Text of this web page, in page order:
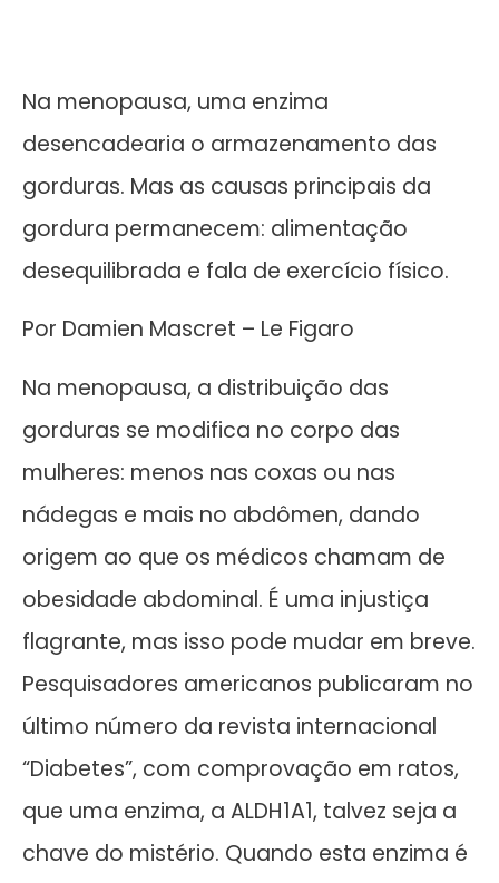
Na menopausa, uma enzima
desencadearia o armazenamento das
gorduras. Mas as causas principais da
gordura permanecem: alimentação
desequilibrada e fala de exercício físico.
Por Damien Mascret – Le Figaro
Na menopausa, a distribuição das
gorduras se modifica no corpo das
mulheres: menos nas coxas ou nas
nádegas e mais no abdômen, dando
origem ao que os médicos chamam de
obesidade abdominal. É uma injustiça
flagrante, mas isso pode mudar em breve.
Pesquisadores americanos publicaram no
último número da revista internacional
“Diabetes”, com comprovação em ratos,
que uma enzima, a ALDH1A1, talvez seja a
chave do mistério. Quando esta enzima é